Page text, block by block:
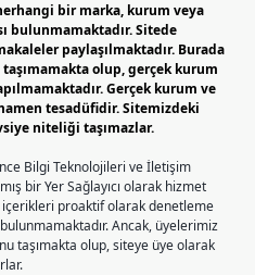
bir marka, kurum veya
bulunmamaktadır. Sitede
paylaşılmaktadır. Burada
olup, gerçek kurum
Gerçek kurum ve
tesadüfidir. Sitemizdeki
niteliği taşımazlar.
Bilgi Teknolojileri ve İletişim
bir Yer Sağlayıcı olarak hizmet
proaktif olarak denetleme
Ancak, üyelerimiz
taşımakta olup, siteye üye olarak